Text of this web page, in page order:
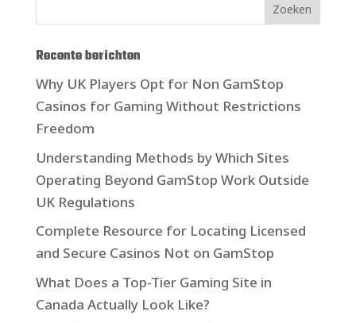
Zoeken
Recente berichten
Why UK Players Opt for Non GamStop
Casinos for Gaming Without Restrictions
Freedom
Understanding Methods by Which Sites
Operating Beyond GamStop Work Outside
UK Regulations
Complete Resource for Locating Licensed
and Secure Casinos Not on GamStop
What Does a Top-Tier Gaming Site in
Canada Actually Look Like?